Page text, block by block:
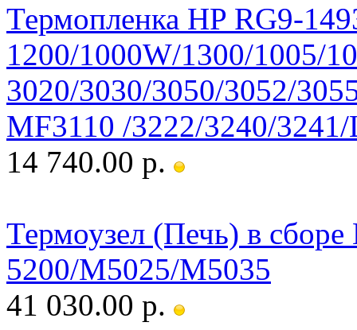
Термопленка HP RG9-
1200/1000W/1300/1005/
3020/3030/3050/3052/
MF3110 /3222/3240/
14 740.00 р.
Термоузел (Печь) в
5200/M5025/M5035
41 030.00 р.